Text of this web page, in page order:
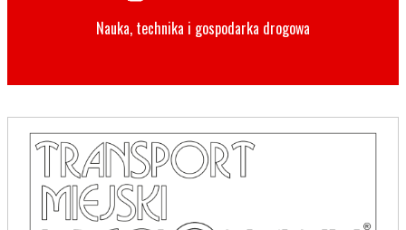
Nauka, technika i gospodarka drogowa